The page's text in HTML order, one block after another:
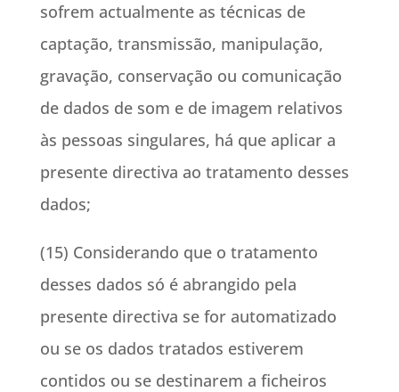
sofrem actualmente as técnicas de
captação, transmissão, manipulação,
gravação, conservação ou comunicação
de dados de som e de imagem relativos
às pessoas singulares, há que aplicar a
presente directiva ao tratamento desses
dados;
(15) Considerando que o tratamento
desses dados só é abrangido pela
presente directiva se for automatizado
ou se os dados tratados estiverem
contidos ou se destinarem a ficheiros